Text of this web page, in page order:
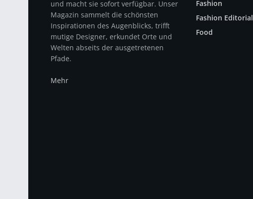
und macht sie sofort verfügbar. Unser
Magazin sammelt die schönsten
Inspirationen des Augenblicks, trifft
mutige Designer, erkundet Orte und
Welten abseits der ausgetretenen
Pfade.
Mehr
Fashion
Fashion Editorial
Food